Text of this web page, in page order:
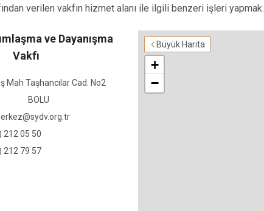
verilen vakfın hizmet alanı ile ilgili benzeri işleri yapmak.
Büyük Harita
+
−
ve Dayanışma
Vakfı
Mah Taşhancılar Cad. No2
BOLU
212 05 50
212 79 57